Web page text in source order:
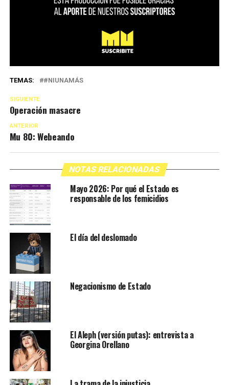
TEMAS: #NIUNAMÁS
SIGUIENTE
Operación masacre
ANTERIOR
Mu 80: Webeando
NOTAS RELACIONADAS
Mayo 2026: Por qué el Estado es
responsable de los femicidios
El día del deslomado
Negacionismo de Estado
El Aleph (versión putas): entrevista a
Georgina Orellano